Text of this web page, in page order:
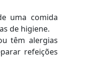
uma comida
de higiene.
têm alergias
refeições